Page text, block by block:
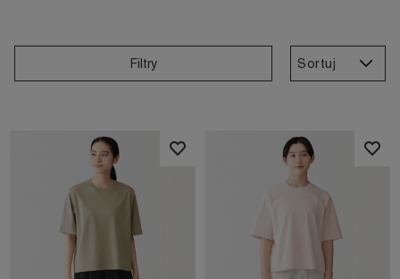
Filtry Sortuj